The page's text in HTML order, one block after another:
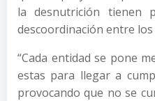
la desnutrición tienen
descoordinación entre
“Cada entidad se pone
estas para llegar a
provocando que no se